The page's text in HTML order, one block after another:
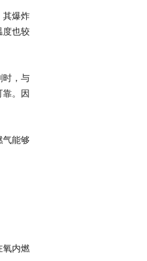
其爆炸
度也较
时，与
靠。因
气能够
氧内燃